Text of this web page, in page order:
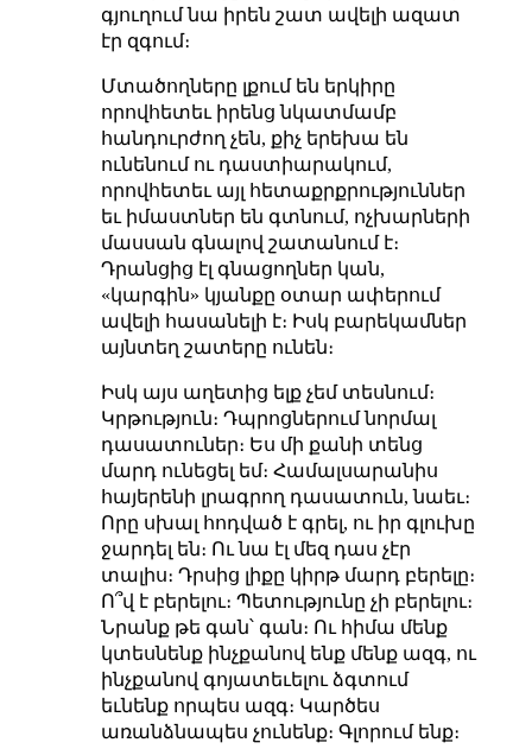
գյուղում նա իրեն շատ ավելի ազատ
էր զգում։
Մտածողները լքում են երկիրը
որովհետեւ իրենց նկատմամբ
հանդուրժող չեն, քիչ երեխա են
ունենում ու դաստիարակում,
որովհետեւ այլ հետաքրքրություններ
եւ իմաստներ են գտնում, ոչխարների
մասսան գնալով շատանում է։
Դրանցից էլ գնացողներ կան,
«կարգին» կյանքը օտար ափերում
ավելի հասանելի է։ Իսկ բարեկամներ
այնտեղ շատերը ունեն։
Իսկ այս աղետից ելք չեմ տեսնում։
Կրթություն։ Դպրոցներում նորմալ
դասատուներ։ Ես մի քանի տենց
մարդ ունեցել եմ։ Համալսարանիս
հայերենի լրագրող դասատուն, նաեւ։
Որը սխալ հոդված է գրել, ու իր գլուխը
ջարդել են։ Ու նա էլ մեզ դաս չէր
տալիս։ Դրսից լիքը կիրթ մարդ բերելը։
Ո՞վ է բերելու։ Պետությունը չի բերելու։
Նրանք թե գան՝ գան։ Ու հիմա մենք
կտեսնենք ինչքանով ենք մենք ազգ, ու
ինչքանով գոյատեւելու ձգտում
եւնենք որպես ազգ։ Կարծես
առանձնապես չունենք։ Գլորում ենք։